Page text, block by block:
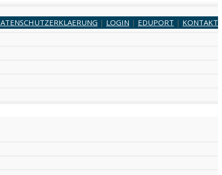
| LOGIN | EDUPORT | KONTAKT